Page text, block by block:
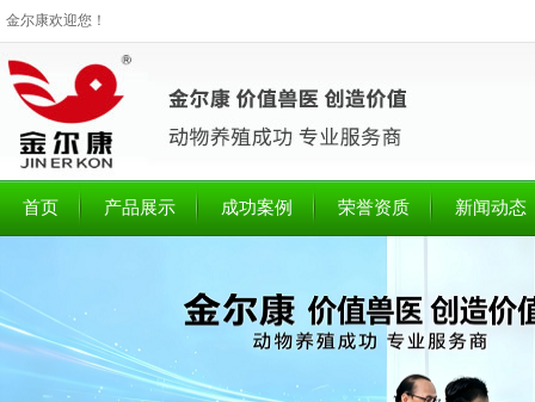
金尔康欢迎您！
首页 产品展示 成功案例 荣誉资质 新闻动态